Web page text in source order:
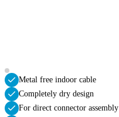
Metal free indoor cable
Completely dry design
For direct connector assembly